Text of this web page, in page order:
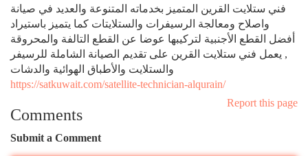
فني ستلايت القرين المتميز بخدماته المتنوعة والعديد في صيانة
واصلاح ومعالجة الرسيفرات والستلايتات كما يتميز باستيراد
أفضل القطع الأجنبية لتركيبها عوضا عن القطع التالفة والمحروقة
, يعمل فني ستلايت القرين على تقديم الصيانة الشاملة للرسيفر
والستلايت والأطباق الهوائية والدشات
https://satkuwait.com/satellite-technician-alqurain/
Report this page
Comments
Submit a Comment